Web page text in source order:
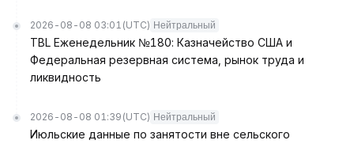
2026-08-08 03:01 (UTC) Нейтральный
TBL Еженедельник №180: Казначейство США и
Федеральная резервная система, рынок труда и
ликвидность
2026-08-08 01:39 (UTC) Нейтральный
Июльские данные по занятости вне сельского